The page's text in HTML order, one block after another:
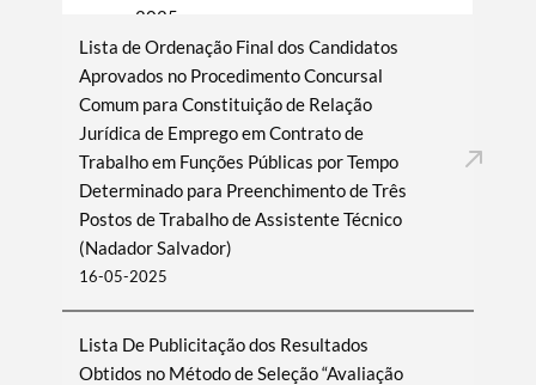
2025
Lista de Ordenação Final dos Candidatos
Aprovados no Procedimento Concursal
Comum para Constituição de Relação
Jurídica de Emprego em Contrato de
Trabalho em Funções Públicas por Tempo
Determinado para Preenchimento de Três
Postos de Trabalho de Assistente Técnico
(Nadador Salvador)
16-05-2025
Lista De Publicitação dos Resultados
Obtidos no Método de Seleção “Avaliação